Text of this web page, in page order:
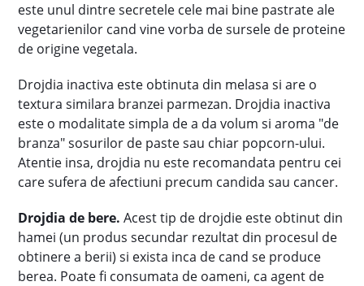
este unul dintre secretele cele mai bine pastrate ale
vegetarienilor cand vine vorba de sursele de proteine
de origine vegetala.
Drojdia inactiva este obtinuta din melasa si are o
textura similara branzei parmezan. Drojdia inactiva
este o modalitate simpla de a da volum si aroma "de
branza" sosurilor de paste sau chiar popcorn-ului.
Atentie insa, drojdia nu este recomandata pentru cei
care sufera de afectiuni precum candida sau cancer.
Drojdia de bere. Acest tip de drojdie este obtinut din
hamei (un produs secundar rezultat din procesul de
obtinere a berii) si exista inca de cand se produce
berea. Poate fi consumata de oameni, ca agent de